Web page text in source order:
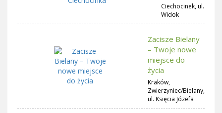
Ciechocinek, ul.
Widok
Zacisze Bielany
– Twoje nowe
miejsce do
życia
Kraków,
Zwierzyniec/Bielany,
ul. Księcia Józefa